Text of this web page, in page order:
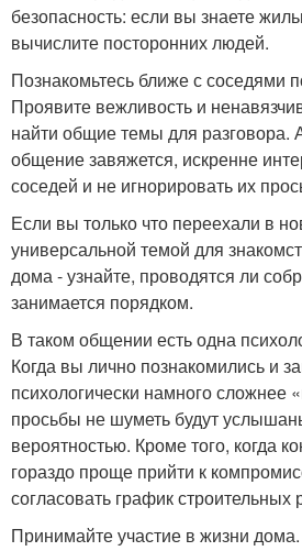
безопасность: если вы знаете
вычислите посторонних людей.
Познакомьтесь ближе с соседями
Проявите вежливость и
найти общие темы для разговора.
общение завяжется, искренне
соседей и не игнорировать их
Если вы только что переехали в
универсальной темой для
дома - узнайте, проводятся ли
занимается порядком.
В таком общении есть одна
Когда вы лично познакомились и
психологически намного сложнее
просьбы не шуметь будут
вероятностью. Кроме того, когда
гораздо проще прийти к
согласовать график строительных
Принимайте участие в жизни